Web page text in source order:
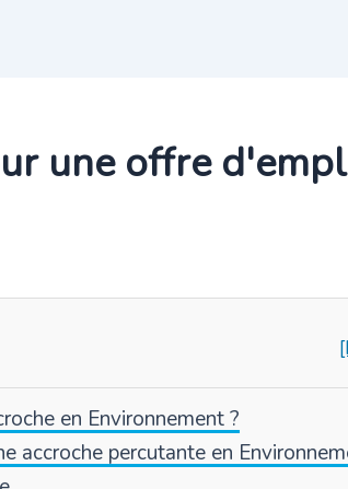
une offre
en Environnement ?
accroche percutante en